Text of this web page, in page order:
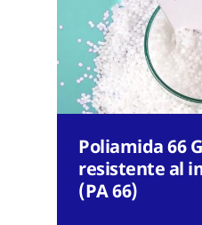
Poliamida 66
resistente al
(PA 66)